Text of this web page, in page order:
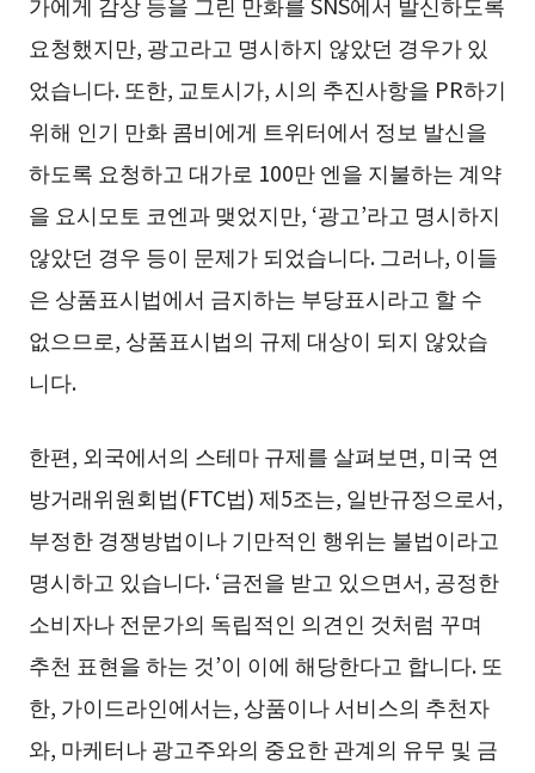
요청했지만, 광고라고 명시하지 않았던 경우가 있
었습니다. 또한, 교토시가, 시의 추진사항을 PR하기
위해 인기 만화 콤비에게 트위터에서 정보 발신을
하도록 요청하고 대가로 100만 엔을 지불하는 계약
을 요시모토 코엔과 맺었지만, ‘광고’라고 명시하지
않았던 경우 등이 문제가 되었습니다. 그러나, 이들
은 상품표시법에서 금지하는 부당표시라고 할 수
없으므로, 상품표시법의 규제 대상이 되지 않았습
니다.
한편, 외국에서의 스테마 규제를 살펴보면, 미국 연
방거래위원회법(FTC법) 제5조는, 일반규정으로서,
부정한 경쟁방법이나 기만적인 행위는 불법이라고
명시하고 있습니다. ‘금전을 받고 있으면서, 공정한
소비자나 전문가의 독립적인 의견인 것처럼 꾸며
추천 표현을 하는 것’이 이에 해당한다고 합니다. 또
한, 가이드라인에서는, 상품이나 서비스의 추천자
와, 마케터나 광고주와의 중요한 관계의 유무 및 금